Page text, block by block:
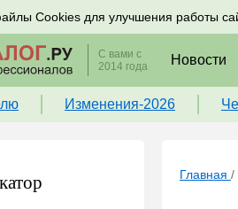
Cookies для улучшения работы
на новости по налогам, учету и
С вами с
2014 года
Новости
Изменения-2026
Главная /